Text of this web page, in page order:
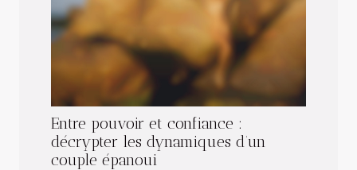
Entre pouvoir et confiance :
décrypter les dynamiques d’un
couple épanoui